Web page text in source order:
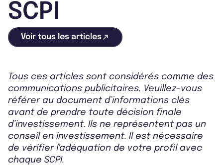
SCPI
Voir tous les articles
Tous ces articles sont considérés comme des
communications publicitaires. Veuillez-vous
référer au document d’informations clés
avant de prendre toute décision finale
d’investissement. Ils ne représentent pas un
conseil en investissement. Il est nécessaire
de vérifier l'adéquation de votre profil avec
chaque SCPI.